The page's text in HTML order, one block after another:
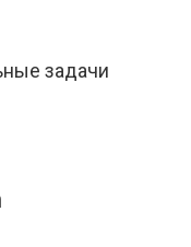
задачи